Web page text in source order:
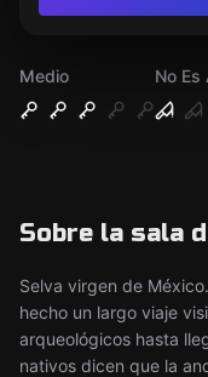
Medio
No Es
Sobre la sala
Selva virgen de
hecho un largo viaje
arqueológicos hasta
nativos dicen que la